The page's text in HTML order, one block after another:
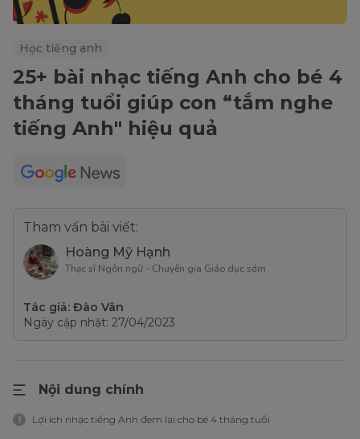
Học tiếng anh
25+ bài nhạc tiếng Anh cho bé 4
tháng tuổi giúp con “tắm nghe
tiếng Anh" hiệu quả
Tham vấn bài viết:
Hoàng Mỹ Hạnh
Thạc sĩ Ngôn ngữ - Chuyên gia Giáo dục sớm
Tác giả: Đào Vân
Ngày cập nhật: 27/04/2023
Nội dung chính
1 Lợi ích nhạc tiếng Anh đem lại cho bé 4 tháng tuổi